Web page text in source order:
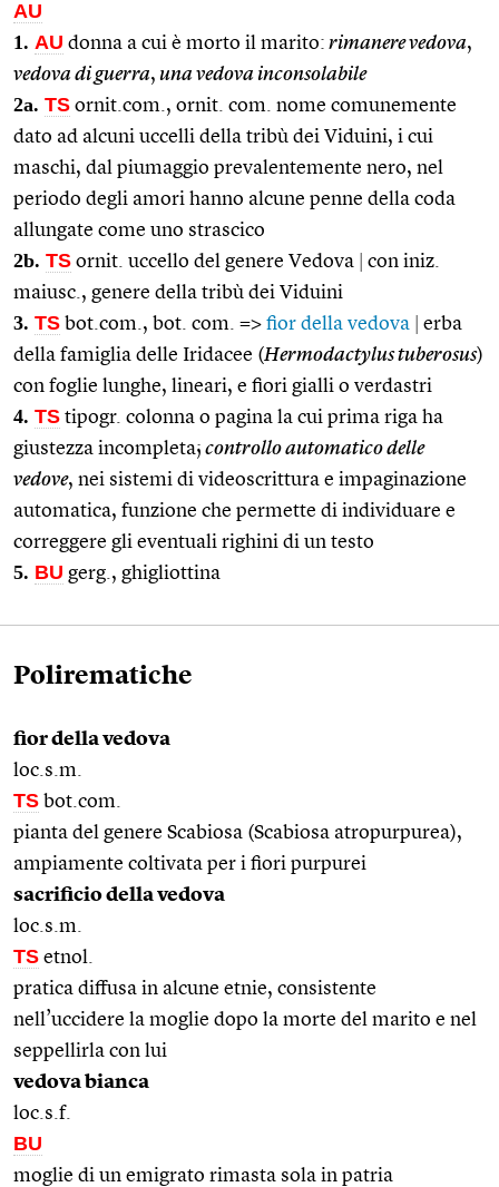
AU
1. AU donna a cui è morto il marito: rimanere vedova,
vedova di guerra, una vedova inconsolabile
2a. TS ornit.com., ornit. com. nome comunemente
dato ad alcuni uccelli della tribù dei Viduini, i cui
maschi, dal piumaggio prevalentemente nero, nel
periodo degli amori hanno alcune penne della coda
allungate come uno strascico
2b. TS ornit. uccello del genere Vedova
con iniz.
maiusc., genere della tribù dei Viduini
3. TS bot.com., bot. com. => fior della vedova
erba
della famiglia delle Iridacee (Hermodactylus tuberosus)
con foglie lunghe, lineari, e fiori gialli o verdastri
4. TS tipogr. colonna o pagina la cui prima riga ha
giustezza incompleta; controllo automatico delle
vedove, nei sistemi di videoscrittura e impaginazione
automatica, funzione che permette di individuare e
correggere gli eventuali righini di un testo
5. BU gerg., ghigliottina
Polirematiche
fior della vedova
loc.s.m.
TS bot.com.
pianta del genere Scabiosa (Scabiosa atropurpurea),
ampiamente coltivata per i fiori purpurei
sacrificio della vedova
loc.s.m.
TS etnol.
pratica diffusa in alcune etnie, consistente
nell’uccidere la moglie dopo la morte del marito e nel
seppellirla con lui
vedova bianca
loc.s.f.
BU
moglie di un emigrato rimasta sola in patria